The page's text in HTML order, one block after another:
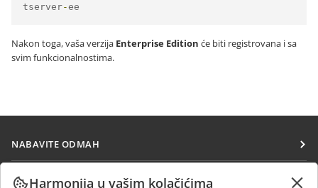
tserver-ee
Nakon toga, vaša verzija Enterprise Edition će biti registrovana i sa
svim funkcionalnostima.
NABAVITE ODMAH
Docs
SARAĐUJTE
Harmonija u vašim kolačićima